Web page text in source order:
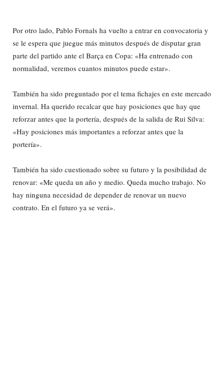
Por otro lado, Pablo Fornals ha vuelto a entrar en convocatoria y
se le espera que juegue más minutos después de disputar gran
parte del partido ante el Barça en Copa: «Ha entrenado con
normalidad, veremos cuantos minutos puede estar».
También ha sido preguntado por el tema fichajes en este mercado
invernal. Ha querido recalcar que hay posiciones que hay que
reforzar antes que la portería, después de la salida de Rui Silva:
«Hay posiciones más importantes a reforzar antes que la
portería».
También ha sido cuestionado sobre su futuro y la posibilidad de
renovar: «Me queda un año y medio. Queda mucho trabajo. No
hay ninguna necesidad de depender de renovar un nuevo
contrato. En el futuro ya se verá».